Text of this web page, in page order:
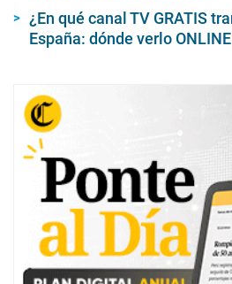
¿En qué canal TV GRATIS
España: dónde verlo